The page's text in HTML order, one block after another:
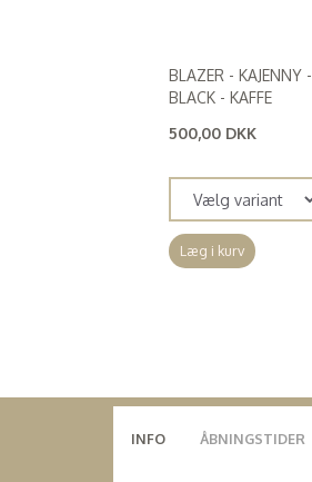
BLAZER - KAJENNY -
BLACK - KAFFE
500,00 DKK
Læg i kurv
INFO ÅBNINGSTIDER